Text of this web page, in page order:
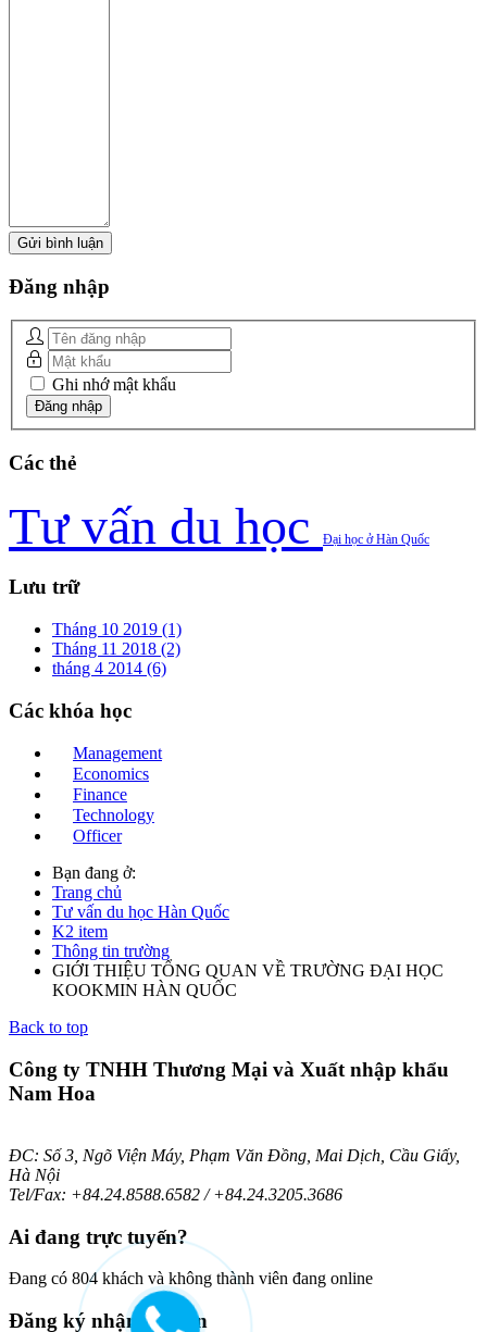
Đăng nhập
Ghi nhớ mật khẩu
Các thẻ
Tư vấn du học Đại học ở Hàn Quốc
Lưu trữ
Tháng 10 2019 (1)
Tháng 11 2018 (2)
tháng 4 2014 (6)
Các khóa học
Management
Economics
Finance
Technology
Officer
Bạn đang ở:
Trang chủ
Tư vấn du học Hàn Quốc
K2 item
Thông tin trường
GIỚI THIỆU TỔNG QUAN VỀ TRƯỜNG ĐẠI HỌC
KOOKMIN HÀN QUỐC
Back to top
Công ty TNHH Thương Mại và Xuất nhập khẩu
Nam Hoa
ĐC: Số 3, Ngõ Viện Máy, Phạm Văn Đồng, Mai Dịch, Cầu Giấy,
Hà Nội
Tel/Fax: +84.24.8588.6582 / +84.24.3205.3686
Ai đang trực tuyến?
Đang có 804 khách và không thành viên đang online
Đăng ký nhận bản tin